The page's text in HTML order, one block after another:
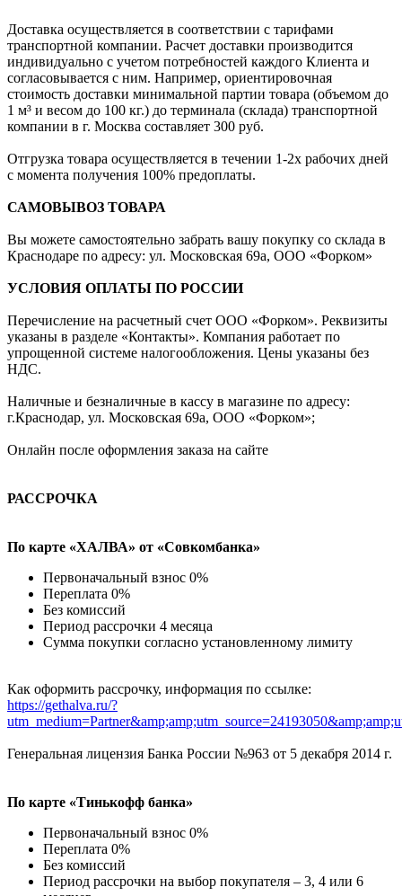
Доставка осуществляется в соответствии с тарифами
транспортной компании. Расчет доставки производится
индивидуально с учетом потребностей каждого Клиента и
согласовывается с ним. Например, ориентировочная
стоимость доставки минимальной партии товара (объемом до
1 м³ и весом до 100 кг.) до терминала (склада) транспортной
компании в г. Москва составляет 300 руб.
Отгрузка товара осуществляется в течении 1-2х рабочих дней
с момента получения 100% предоплаты.
САМОВЫВОЗ ТОВАРА
Вы можете самостоятельно забрать вашу покупку со склада в
Краснодаре по адресу: ул. Московская 69а, ООО «Форком»
УСЛОВИЯ ОПЛАТЫ ПО РОССИИ
Перечисление на расчетный счет ООО «Форком». Реквизиты
указаны в разделе «Контакты». Компания работает по
упрощенной системе налогообложения. Цены указаны без
НДС.
Наличные и безналичные в кассу в магазине по адресу:
г.Краснодар, ул. Московская 69а, ООО «Форком»;
Онлайн после оформления заказа на сайте
РАССРОЧКА
По карте «ХАЛВА» от «Совкомбанка»
Первоначальный взнос 0%
Переплата 0%
Без комиссий
Период рассрочки 4 месяца
Сумма покупки согласно установленному лимиту
Как оформить рассрочку, информация по ссылке:
https://gethalva.ru/?
Генеральная лицензия Банка России №963 от 5 декабря 2014 г.
По карте «Тинькофф банка»
Первоначальный взнос 0%
Переплата 0%
Без комиссий
Период рассрочки на выбор покупателя – 3, 4 или 6